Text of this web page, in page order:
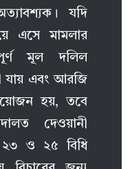
যদি
এসে মামলার
মূল দলিল
যায় এবং আরজি
হয়, তবে
দেওয়ানী
২৩ ও ২৫ বিধি